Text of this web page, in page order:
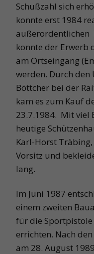
Schußzahl sich
konnte erst 1984
außerordentlichen
konnte der Erwerb
am Ortseingang
werden. Durch den
Böttcher bei der
kam es zum Kauf
23.7.1984. Mit viel
heutige
Karl-Horst
Vorsitz und
lang.
Im Juni 1987
einem zweiten
für die Sportpistole
errichten. Nach
am 28. August